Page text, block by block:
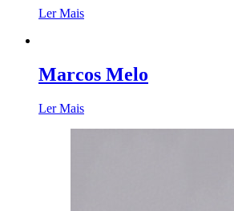
Ler Mais
Marcos Melo
Ler Mais